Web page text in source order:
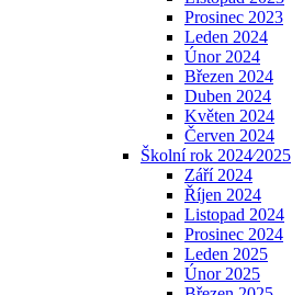
Prosinec 2023
Leden 2024
Únor 2024
Březen 2024
Duben 2024
Květen 2024
Červen 2024
Školní rok 2024⁄2025
Září 2024
Říjen 2024
Listopad 2024
Prosinec 2024
Leden 2025
Únor 2025